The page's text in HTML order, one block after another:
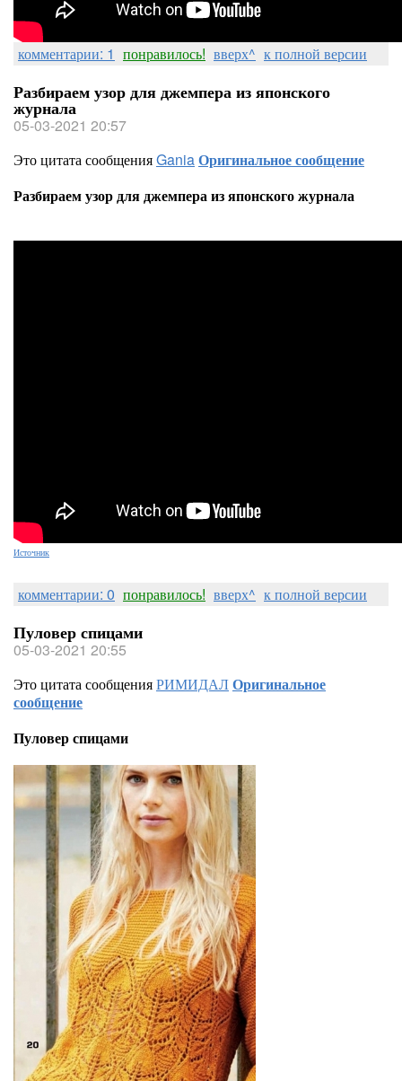
комментарии: 1 понравилось! вверх^ к полной версии
Разбираем узор для джемпера из японского
журнала
05-03-2021 20:57
Это цитата сообщенияGaniaОригинальное сообщение
Разбираем узор для джемпера из японского журнала
Источник
комментарии: 0 понравилось! вверх^ к полной версии
Пуловер спицами
05-03-2021 20:55
Это цитата сообщенияРИМИДАЛОригинальное
сообщение
Пуловер спицами